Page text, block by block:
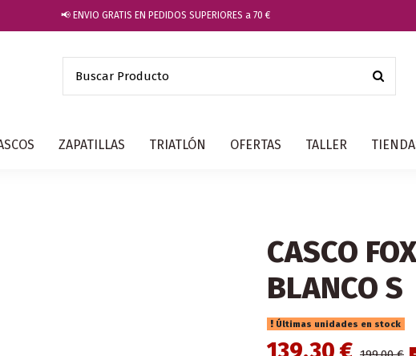
📢 ENVIO GRATIS EN PEDIDOS SUPERIORES a 70 €
ZAPATILLAS TRIATLÓN OFERTAS TALLER
CASCO
BLANCO S
Últimas unidades en stock